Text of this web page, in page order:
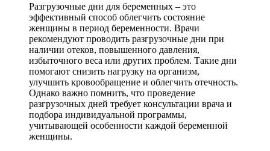
Разгрузочные дни для беременных – это
эффективный способ облегчить состояние
женщины в период беременности. Врачи
рекомендуют проводить разгрузочные дни при
наличии отеков, повышенного давления,
избыточного веса или других проблем. Такие дни
помогают снизить нагрузку на организм,
улучшить кровообращение и облегчить отечность.
Однако важно помнить, что проведение
разгрузочных дней требует консультации врача и
подбора индивидуальной программы,
учитывающей особенности каждой беременной
женщины.